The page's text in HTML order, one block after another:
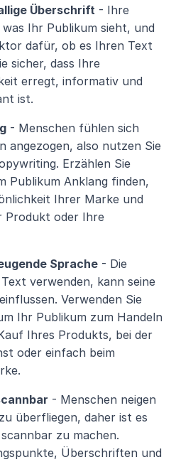
Überschrift - Ihre
Ihr Publikum sieht, und
dafür, ob es Ihren Text
sicher, dass Ihre
erregt, informativ und
ist.
- Menschen fühlen sich
angezogen, also nutzen Sie
Erzählen Sie
Publikum Anklang finden,
Ihrer Marke und
Produkt oder Ihre
Sprache - Die
verwenden, kann seine
Verwenden Sie
Ihr Publikum zum Handeln
Ihres Produkts, bei der
oder einfach beim
- Menschen neigen
überfliegen, daher ist es
zu machen.
Überschriften und